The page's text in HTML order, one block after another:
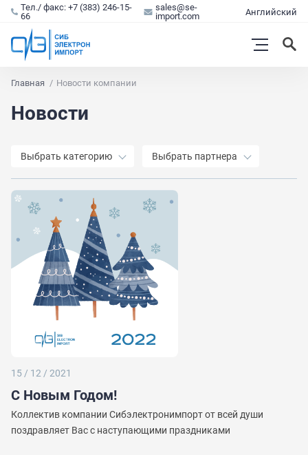
Тел./ факс: +7 (383) 246-15-
66
sales@se-
import.com
Английский
Главная Новости компании
Новости
Выбрать категорию Выбрать партнера
15 / 12 / 2021
С Новым Годом!
Коллектив компании Сибэлектронимпорт от всей души
поздравляет Вас с наступающими праздниками